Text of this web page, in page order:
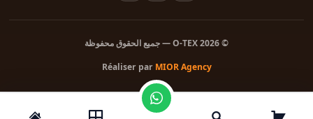
© 2026 O-TEX — جميع الحقوق محفوظة
Réaliser par MIOR Agency